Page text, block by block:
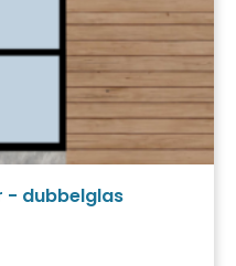
- dubbelglas